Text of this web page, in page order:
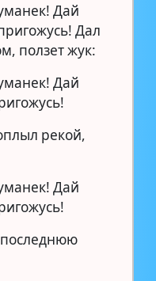
Дай
Дал
ползет жук:
Дай
рекой,
Дай
последнюю